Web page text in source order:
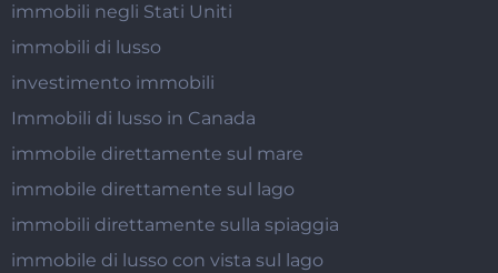
immobili negli Stati Uniti
immobili di lusso
investimento immobili
Immobili di lusso in Canada
immobile direttamente sul mare
immobile direttamente sul lago
immobili direttamente sulla spiaggia
immobile di lusso con vista sul lago